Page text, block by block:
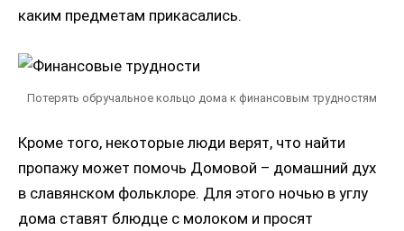
каким предметам прикасались.
Потерять обручальное кольцо дома к финансовым трудностям
Кроме того, некоторые люди верят, что найти
пропажу может помочь Домовой – домашний дух
в славянском фольклоре. Для этого ночью в углу
дома ставят блюдце с молоком и просят